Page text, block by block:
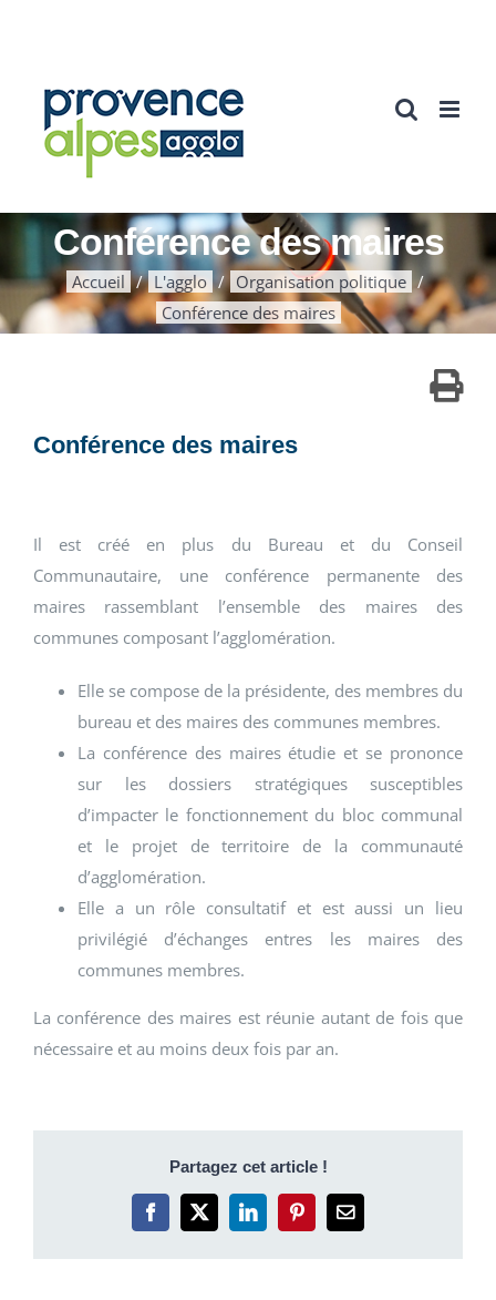
Conférence des maires
Accueil L'agglo
Organisation politique
Conférence des maires
Conférence des maires
Il est créé en plus du Bureau et du Conseil
Communautaire, une conférence permanente des
maires rassemblant l’ensemble des maires des
communes composant l’agglomération.
Elle se compose de la présidente, des membres du
bureau et des maires des communes membres.
La conférence des maires étudie et se prononce
sur les dossiers stratégiques susceptibles
d’impacter le fonctionnement du bloc communal
et le projet de territoire de la communauté
d’agglomération.
Elle a un rôle consultatif et est aussi un lieu
privilégié d’échanges entres les maires des
communes membres.
La conférence des maires est réunie autant de fois que
nécessaire et au moins deux fois par an.
Partagez cet article !
Facebook
X LinkedInPinterestEmail